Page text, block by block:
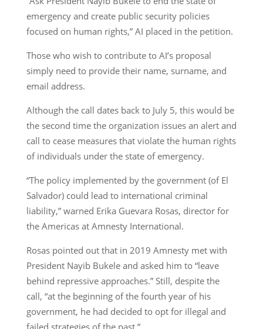
emergency and create public security policies
focused on human rights,” AI placed in the petition.
Those who wish to contribute to AI’s proposal
simply need to provide their name, surname, and
email address.
Although the call dates back to July 5, this would be
the second time the organization issues an alert and
call to cease measures that violate the human rights
of individuals under the state of emergency.
“The policy implemented by the government (of El
Salvador) could lead to international criminal
liability,” warned Erika Guevara Rosas, director for
the Americas at Amnesty International.
Rosas pointed out that in 2019 Amnesty met with
President Nayib Bukele and asked him to “leave
behind repressive approaches.” Still, despite the
call, “at the beginning of the fourth year of his
government, he had decided to opt for illegal and
failed strategies of the past.”